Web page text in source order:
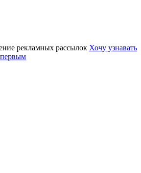
рекламных рассылок Хочу узнавать